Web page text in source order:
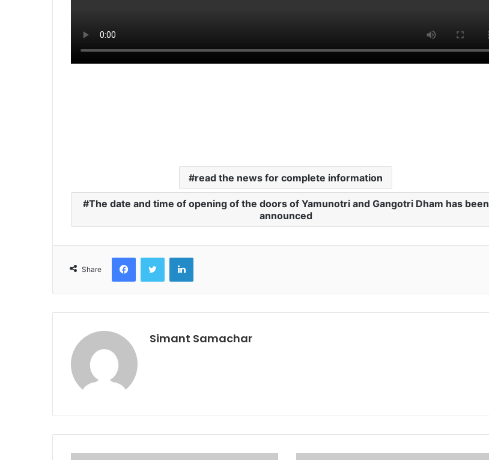
read the news for complete information
The date and time of opening of the doors of Yamunotri and Gangotri Dham has been
announced
Share
Simant Samachar